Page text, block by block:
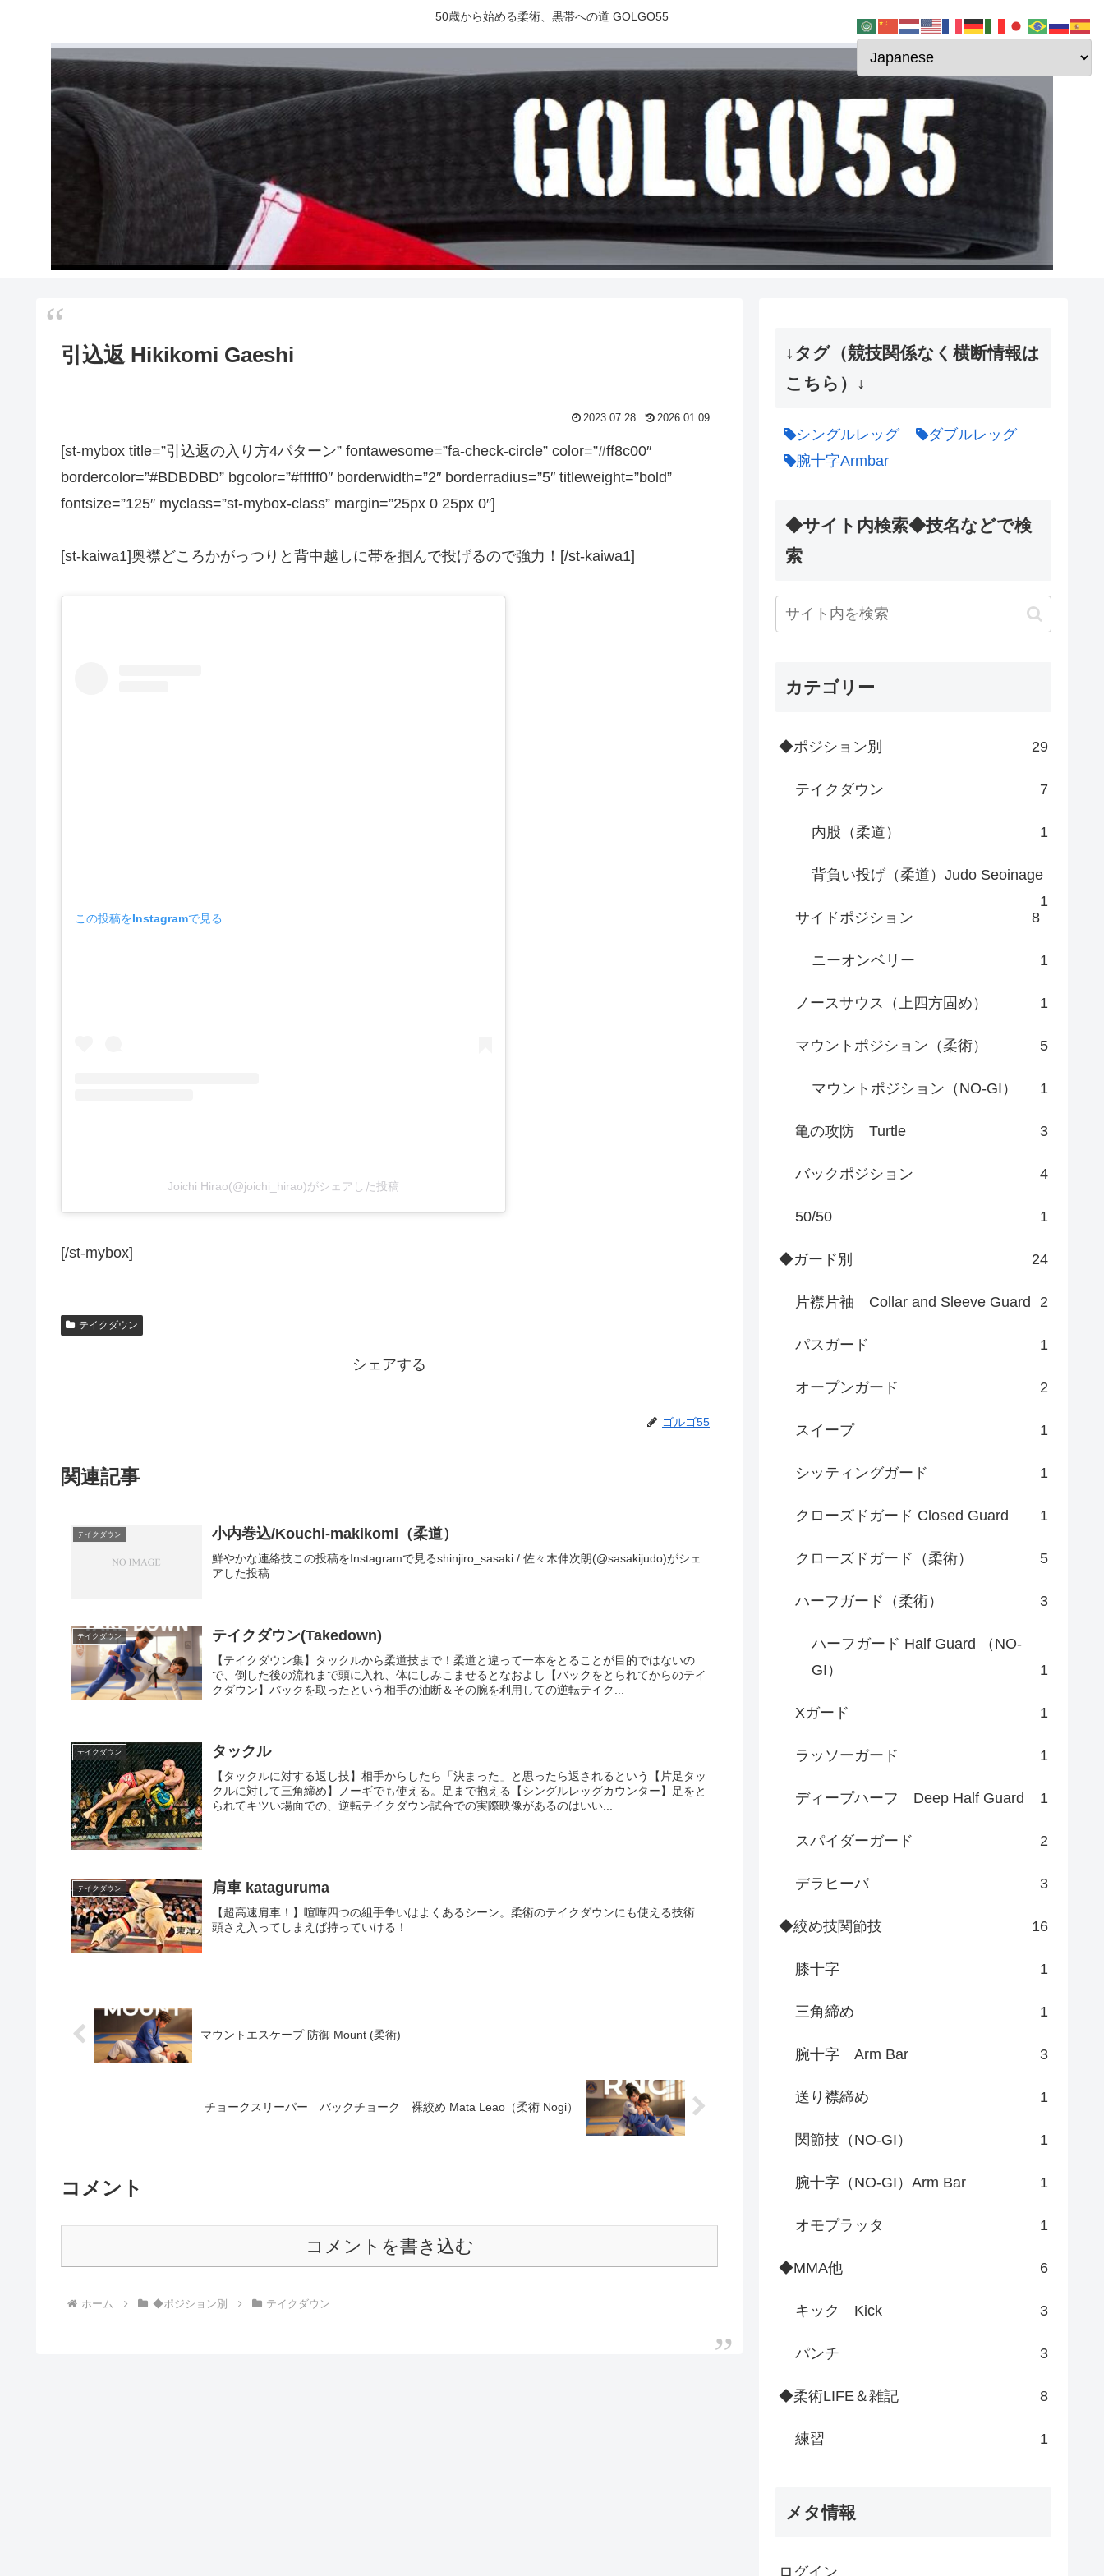
50歳から始める柔術、黒帯への道 GOLGO55
引込返 Hikikomi Gaeshi
2023.07.28 2026.01.09
[st-mybox title=”引込返の入り方4パターン” fontawesome=”fa-check-circle” color=”#ff8c00″
bordercolor=”#BDBDBD” bgcolor=”#fffff0″ borderwidth=”2″ borderradius=”5″ titleweight=”bold”
fontsize=”125″ myclass=”st-mybox-class” margin=”25px 0 25px 0″]
[st-kaiwa1]奥襟どころかがっつりと背中越しに帯を掴んで投げるので強力！[/st-kaiwa1]
この投稿をInstagramで見る
Joichi Hirao(@joichi_hirao)がシェアした投稿
[/st-mybox]
テイクダウン
シェアする
ゴルゴ55
関連記事
テイクダウン 小内巻込/Kouchi-makikomi（柔道）
鮮やかな連絡技この投稿をInstagramで見るshinjiro_sasaki / 佐々木伸次朗(@sasakijudo)がシェ
アした投稿
テイクダウン テイクダウン(Takedown)
【テイクダウン集】タックルから柔道技まで！柔道と違って一本をとることが目的ではないの
で、倒した後の流れまで頭に入れ、体にしみこませるとなおよし【バックをとられてからのテイ
クダウン】バックを取ったという相手の油断＆その腕を利用しての逆転テイク...
テイクダウン タックル
【タックルに対する返し技】相手からしたら「決まった」と思ったら返されるという【片足タッ
クルに対して三角締め】ノーギでも使える。足まで抱える【シングルレッグカウンター】足をと
られてキツい場面での、逆転テイクダウン試合での実際映像があるのはいい...
テイクダウン 肩車 kataguruma
【超高速肩車！】喧嘩四つの組手争いはよくあるシーン。柔術のテイクダウンにも使える技術
頭さえ入ってしまえば持っていける！
マウントエスケープ 防御 Mount (柔術)
チョークスリーパー バックチョーク 裸絞め Mata Leao（柔術 Nogi）
コメント
コメントを書き込む
ホーム ◆ポジション別 テイクダウン
↓タグ（競技関係なく横断情報は
こちら）↓
シングルレッグ
ダブルレッグ
腕十字Armbar
◆サイト内検索◆技名などで検
索
カテゴリー
◆ポジション別 29
テイクダウン 7
内股（柔道） 1
背負い投げ（柔道）Judo Seoinage
1
サイドポジション
8
ニーオンベリー 1
ノースサウス（上四方固め） 1
マウントポジション（柔術） 5
マウントポジション（NO-GI） 1
亀の攻防 Turtle 3
バックポジション 4
50/50 1
◆ガード別 24
片襟片袖 Collar and Sleeve Guard 2
パスガード 1
オープンガード 2
スイープ 1
シッティングガード 1
クローズドガード Closed Guard 1
クローズドガード（柔術） 5
ハーフガード（柔術） 3
ハーフガード Half Guard （NO-
GI）
1
Xガード 1
ラッソーガード 1
ディープハーフ Deep Half Guard 1
スパイダーガード 2
デラヒーバ 3
◆絞め技関節技 16
膝十字 1
三角締め 1
腕十字 Arm Bar 3
送り襟締め 1
関節技（NO-GI） 1
腕十字（NO-GI）Arm Bar 1
オモプラッタ 1
◆MMA他 6
キック Kick 3
パンチ 3
◆柔術LIFE＆雑記 8
練習 1
メタ情報
ログイン